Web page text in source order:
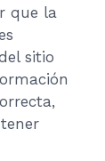
que la
sitio